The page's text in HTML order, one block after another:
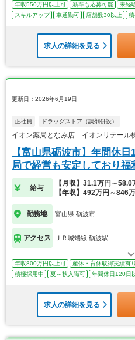
年収550万円以上可 新卒も応募可能 未経
スキルアップ
車通勤可 店舗数30以上
求人の詳細を見る
更新日：2026年6月19日
正社員 ドラッグストア（調剤併設）
イオン薬局となみ店 イオンリテール
【富山県砺波市】年間休
局で経営も安定しており福
給与
【月収】31.1万円～58.0
【年収】492万円～846
勤務地 富山県 砺波市
アクセス ＪＲ城端線 砺波駅
年収800万円以上可 産休・育休取得実績有り
積極採用中
夏～秋入職可 年間休日120日
求人の詳細を見る